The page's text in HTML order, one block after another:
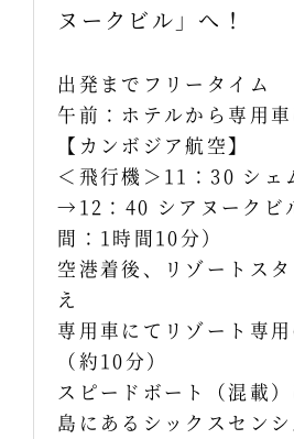
ヌークビル」へ！
出発までフリータイム
午前：ホテルから専用
【カンボジア航空】
＜飛行機＞11：30 シェ
→12：40 シアヌークビ
間：1時間10分）
空港着後、リゾートス
え
専用車にてリゾート専
（約10分）
スピードボート（混載
島にあるシックスセン